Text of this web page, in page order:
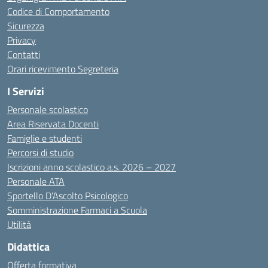
Codice di Comportamento
Sicurezza
Privacy
Contatti
Orari ricevimento Segreteria
I Servizi
Personale scolastico
Area Riservata Docenti
Famiglie e studenti
Percorsi di studio
Iscrizioni anno scolastico a.s. 2026 – 2027
Personale ATA
Sportello D’Ascolto Psicologico
Somministrazione Farmaci a Scuola
Utilità
Didattica
Offerta formativa